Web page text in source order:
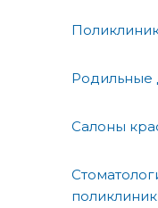
Родильные
Салоны